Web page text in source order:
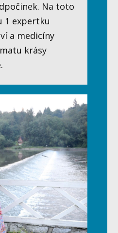
Na toto
1 expertku
a medicíny
krásy